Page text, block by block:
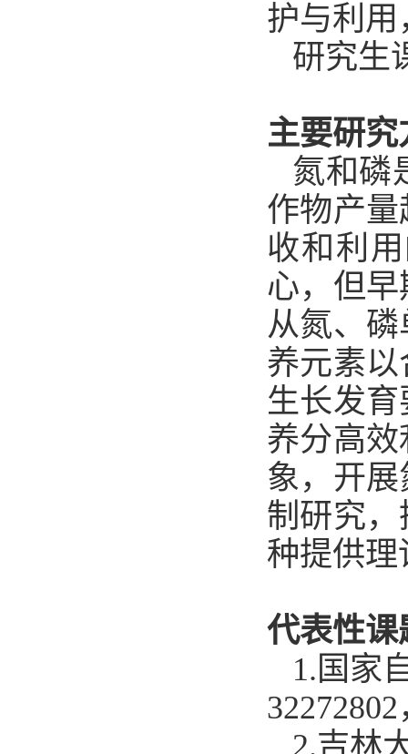
护与利
研究生
主要研究
氮和磷
作物产
收和利
心，但
从氮、
养元素
生长发
养分高
象，开
制研究
种提供
代表性课
1.国家
32272802
2.吉林